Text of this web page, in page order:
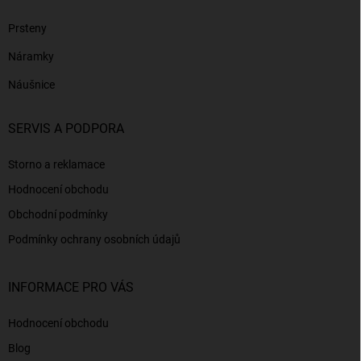
Prsteny
Náramky
Náušnice
SERVIS A PODPORA
Storno a reklamace
Hodnocení obchodu
Obchodní podmínky
Podmínky ochrany osobních údajů
INFORMACE PRO VÁS
Hodnocení obchodu
Blog